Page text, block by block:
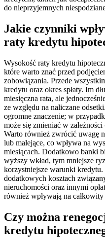
do nieprzyjemnych
Jakie czynniki
raty kredytu
Wysokość raty kredytu
które warto znać przed
zobowiązania. Przede
kredytu oraz okres spłaty. Im
miesięczna rata, ale
ze względu na naliczane
ogromne znaczenie; w
może się zmieniać w
Warto również zwrócić uwagę
lub malejące, co wpływa na
miesiącach. Dodatkowo banki
wyższy wkład, tym mniejsze
korzystniejsze warunki
dodatkowych kosztach
nieruchomości oraz innymi
również wpływają na
Czy można
kredytu